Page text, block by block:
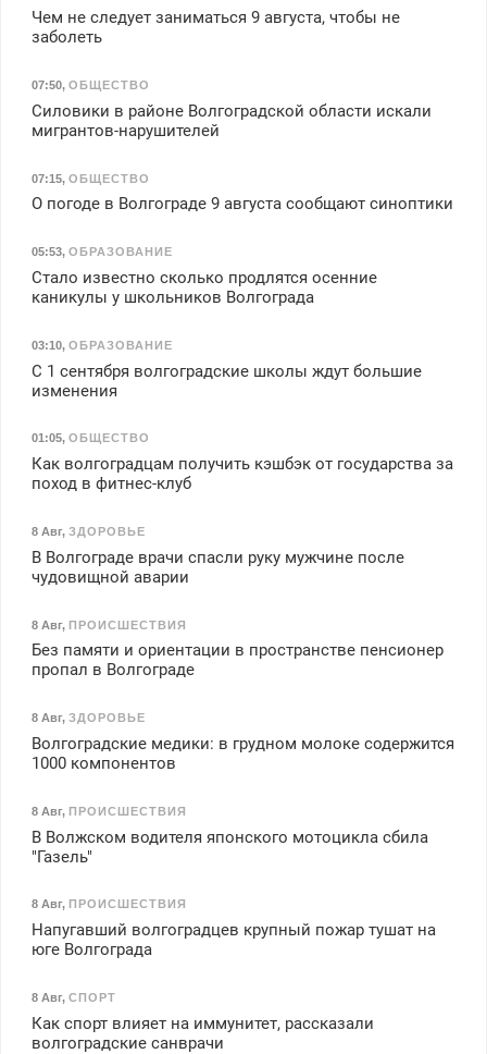
Чем не следует заниматься 9 августа, чтобы не
заболеть
07:50, ОБЩЕСТВО
Силовики в районе Волгоградской области искали
мигрантов-нарушителей
07:15, ОБЩЕСТВО
О погоде в Волгограде 9 августа сообщают синоптики
05:53, ОБРАЗОВАНИЕ
Стало известно сколько продлятся осенние
каникулы у школьников Волгограда
03:10, ОБРАЗОВАНИЕ
С 1 сентября волгоградские школы ждут большие
изменения
01:05, ОБЩЕСТВО
Как волгоградцам получить кэшбэк от государства за
поход в фитнес-клуб
8 Авг, ЗДОРОВЬЕ
В Волгограде врачи спасли руку мужчине после
чудовищной аварии
8 Авг, ПРОИСШЕСТВИЯ
Без памяти и ориентации в пространстве пенсионер
пропал в Волгограде
8 Авг, ЗДОРОВЬЕ
Волгоградские медики: в грудном молоке содержится
1000 компонентов
8 Авг, ПРОИСШЕСТВИЯ
В Волжском водителя японского мотоцикла сбила
"Газель"
8 Авг, ПРОИСШЕСТВИЯ
Напугавший волгоградцев крупный пожар тушат на
юге Волгограда
8 Авг, СПОРТ
Как спорт влияет на иммунитет, рассказали
волгоградские санврачи